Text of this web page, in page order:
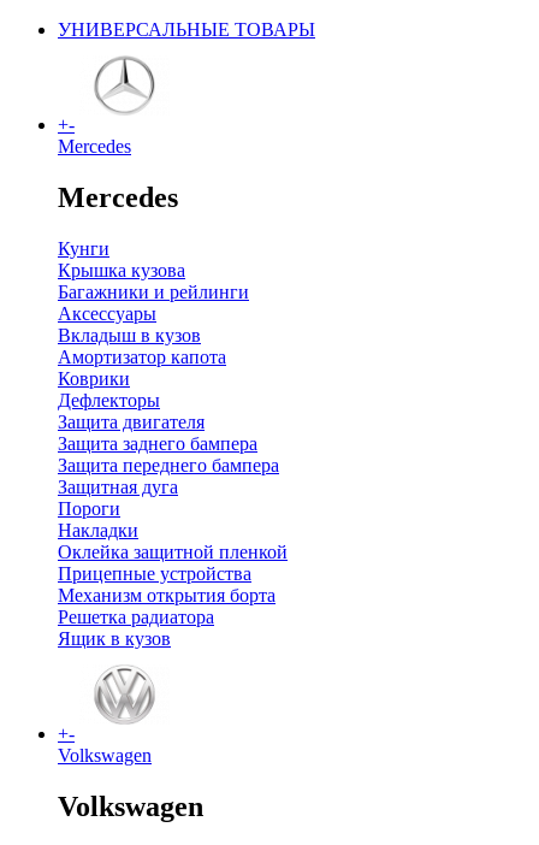
УНИВЕРСАЛЬНЫЕ ТОВАРЫ
+-
Mercedes
Mercedes
Кунги
Крышка кузова
Багажники и рейлинги
Аксессуары
Вкладыш в кузов
Амортизатор капота
Коврики
Дефлекторы
Защита двигателя
Защита заднего бампера
Защита переднего бампера
Защитная дуга
Пороги
Накладки
Оклейка защитной пленкой
Прицепные устройства
Механизм открытия борта
Решетка радиатора
Ящик в кузов
+-
Volkswagen
Volkswagen